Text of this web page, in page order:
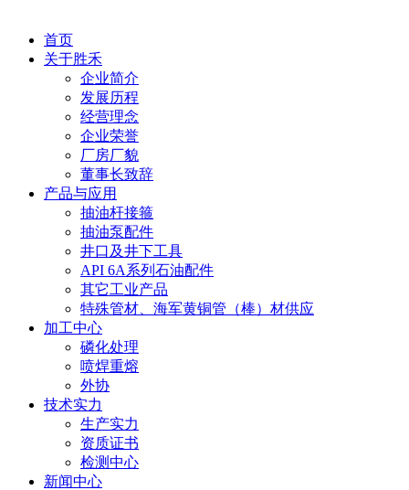
首页
关于胜禾
企业简介
发展历程
经营理念
企业荣誉
厂房厂貌
董事长致辞
产品与应用
抽油杆接箍
抽油泵配件
井口及井下工具
API 6A系列石油配件
其它工业产品
特殊管材、海军黄铜管（棒）材供应
加工中心
磷化处理
喷焊重熔
外协
技术实力
生产实力
资质证书
检测中心
新闻中心